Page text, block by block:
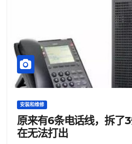
安装和维修
原来有6条电话线，拆了
在无法打出